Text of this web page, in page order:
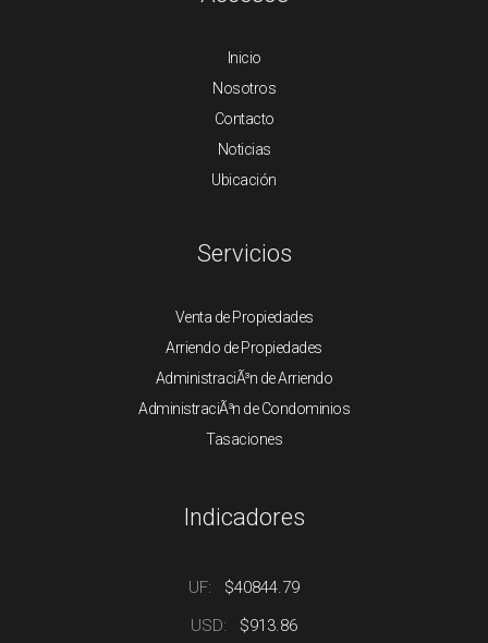
Inicio
Nosotros
Contacto
Noticias
Ubicación
Servicios
Venta de Propiedades
Arriendo de Propiedades
AdministraciÃ³n de Arriendo
AdministraciÃ³n de Condominios
Tasaciones
Indicadores
UF: $40844.79
USD: $913.86